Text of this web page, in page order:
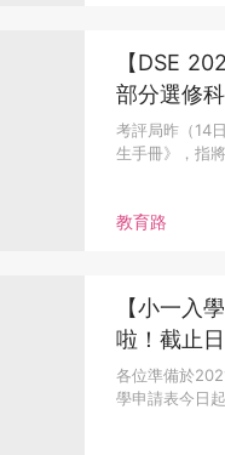
教育路
【DSE
部分選修
維持嚴格
考評局昨（14
生手冊》，指
【小一入
啦！截止
表6大重要
各位準備於
學申請表今日